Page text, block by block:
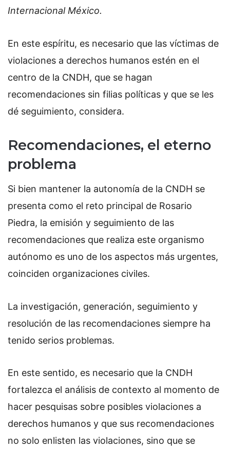
Internacional México.
En este espíritu, es necesario que las víctimas de
violaciones a derechos humanos estén en el
centro de la CNDH, que se hagan
recomendaciones sin filias políticas y que se les
dé seguimiento, considera.
Recomendaciones, el eterno
problema
Si bien mantener la autonomía de la CNDH se
presenta como el reto principal de Rosario
Piedra, la emisión y seguimiento de las
recomendaciones que realiza este organismo
autónomo es uno de los aspectos más urgentes,
coinciden organizaciones civiles.
La investigación, generación, seguimiento y
resolución de las recomendaciones siempre ha
tenido serios problemas.
En este sentido, es necesario que la CNDH
fortalezca el análisis de contexto al momento de
hacer pesquisas sobre posibles violaciones a
derechos humanos y que sus recomendaciones
no solo enlisten las violaciones, sino que se